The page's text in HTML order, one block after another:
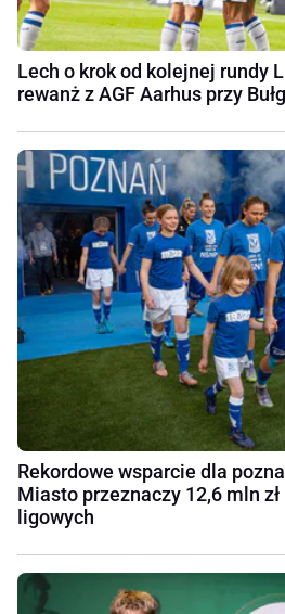
Lech o krok od kolejnej rundy
rewanż z AGF Aarhus przy
Rekordowe wsparcie dla
Miasto przeznaczy 12,6 mln zł
ligowych